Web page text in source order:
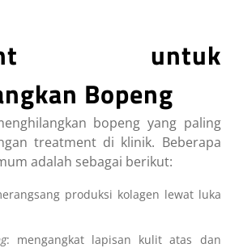
untuk
Bopeng
bopeng yang paling
treatment di klinik. Beberapa
adalah sebagai berikut:
produksi kolagen lewat luka
: mengangkat lapisan kulit atas dan